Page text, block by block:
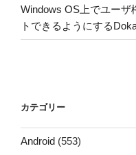
Windows OS上でユーザ
トできるようにする
カテゴリー
Android (553)